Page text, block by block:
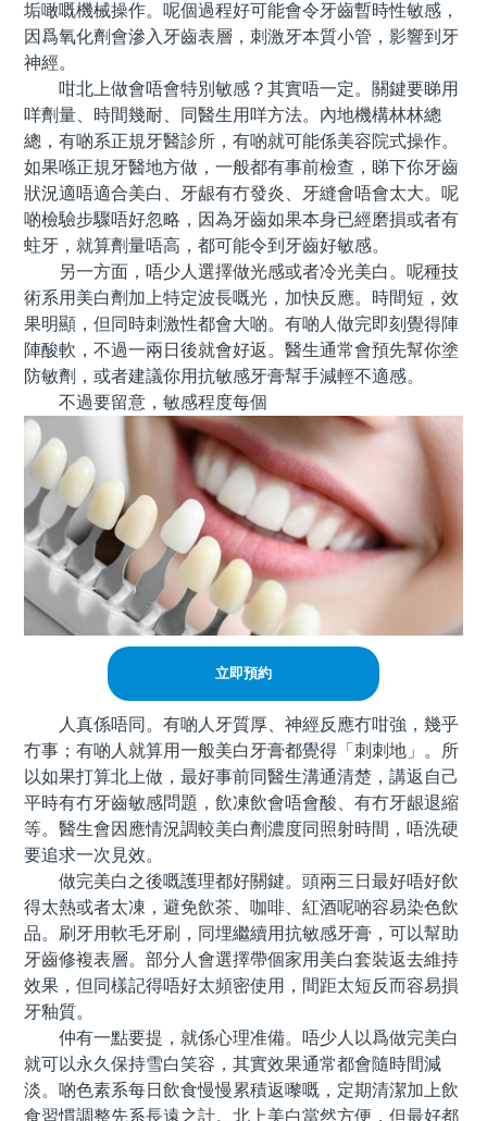
垢噉嘅機械操作。呢個過程好可能會令牙齒暫時性敏感，
因爲氧化劑會滲入牙齒表層，刺激牙本質小管，影響到牙
神經。
咁北上做會唔會特別敏感？其實唔一定。關鍵要睇用
咩劑量、時間幾耐、同醫生用咩方法。內地機構林林總
總，有啲系正規牙醫診所，有啲就可能係美容院式操作。
如果喺正規牙醫地方做，一般都有事前檢查，睇下你牙齒
狀況適唔適合美白、牙龈有冇發炎、牙縫會唔會太大。呢
啲檢驗步驟唔好忽略，因為牙齒如果本身已經磨損或者有
蛀牙，就算劑量唔高，都可能令到牙齒好敏感。
另一方面，唔少人選擇做光感或者冷光美白。呢種技
術系用美白劑加上特定波長嘅光，加快反應。時間短，效
果明顯，但同時刺激性都會大啲。有啲人做完即刻覺得陣
陣酸軟，不過一兩日後就會好返。醫生通常會預先幫你塗
防敏劑，或者建議你用抗敏感牙膏幫手減輕不適感。
不過要留意，敏感程度每個
立即預約
人真係唔同。有啲人牙質厚、神經反應冇咁強，幾乎
冇事；有啲人就算用一般美白牙膏都覺得「刺刺地」。所
以如果打算北上做，最好事前同醫生溝通清楚，講返自己
平時有冇牙齒敏感問題，飲凍飲會唔會酸、有冇牙龈退縮
等。醫生會因應情況調較美白劑濃度同照射時間，唔洗硬
要追求一次見效。
做完美白之後嘅護理都好關鍵。頭兩三日最好唔好飲
得太熱或者太凍，避免飲茶、咖啡、紅酒呢啲容易染色飲
品。刷牙用軟毛牙刷，同埋繼續用抗敏感牙膏，可以幫助
牙齒修複表層。部分人會選擇帶個家用美白套裝返去維持
效果，但同樣記得唔好太頻密使用，間距太短反而容易損
牙釉質。
仲有一點要提，就係心理准備。唔少人以爲做完美白
就可以永久保持雪白笑容，其實效果通常都會隨時間減
淡。啲色素系每日飲食慢慢累積返嚟嘅，定期清潔加上飲
食習慣調整先系長遠之計。北上美白當然方便，但最好都